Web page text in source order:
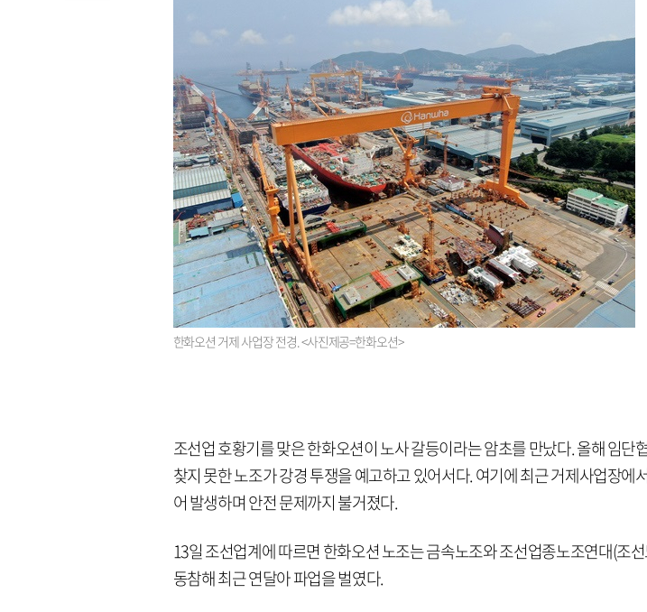
한화오션 거제 사업장 전경. <사진제공=한화오션>
조선업 호황기를 맞은 한화오션이 노사 갈등이라는 암초를 만났다. 올해 임단
찾지 못한 노조가 강경 투쟁을 예고하고 있어서다. 여기에 최근 거제사업장에
어 발생하며 안전 문제까지 불거졌다.
13일 조선업계에 따르면 한화오션 노조는 금속노조와 조선업종노조연대(조
동참해 최근 연달아 파업을 벌였다.